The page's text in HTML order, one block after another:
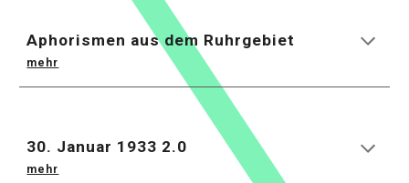
Aphorismen aus dem Ruhrgebiet
mehr
30. Januar 1933 2.0
mehr